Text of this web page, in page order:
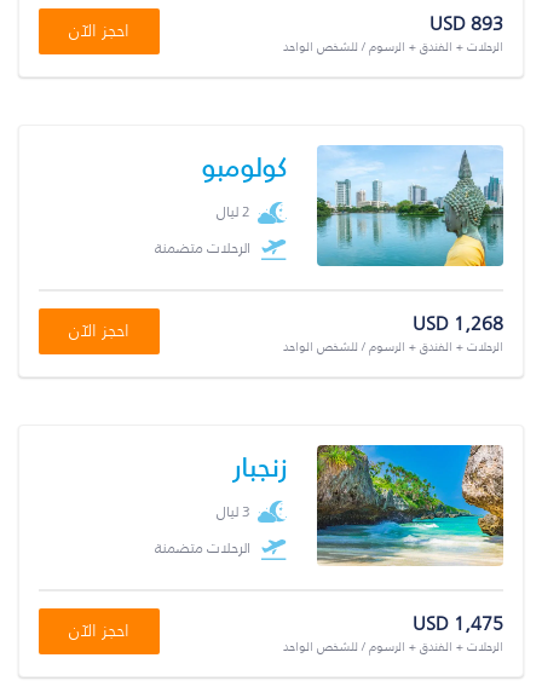
USD 893
الرحلات + الفندق + الرسوم / للشخص الواحد
احجز الآن
كولومبو
2 ليال
الرحلات متضمنة
USD 1,268
الرحلات + الفندق + الرسوم / للشخص الواحد
احجز الآن
زنجبار
3 ليال
الرحلات متضمنة
USD 1,475
الرحلات + الفندق + الرسوم / للشخص الواحد
احجز الآن